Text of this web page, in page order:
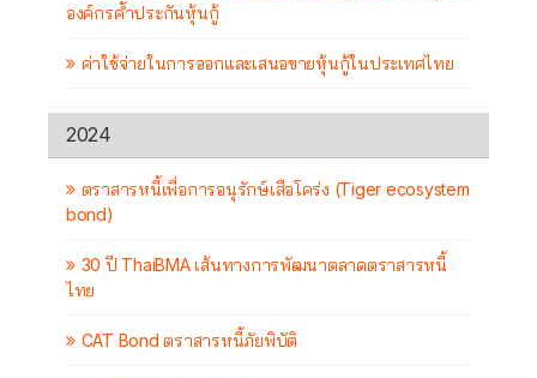
องค์กรค้ำประกันหุ้นกู้
ค่าใช้จ่ายในการออกและเสนอขายหุ้นกู้ในประเทศไทย
2024
ตราสารหนี้เพื่อการอนุรักษ์เสือโคร่ง (Tiger ecosystem
bond)
30 ปี ThaiBMA เส้นทางการพัฒนาตลาดตราสารหนี้
ไทย
CAT Bond ตราสารหนี้ภัยพิบัติ